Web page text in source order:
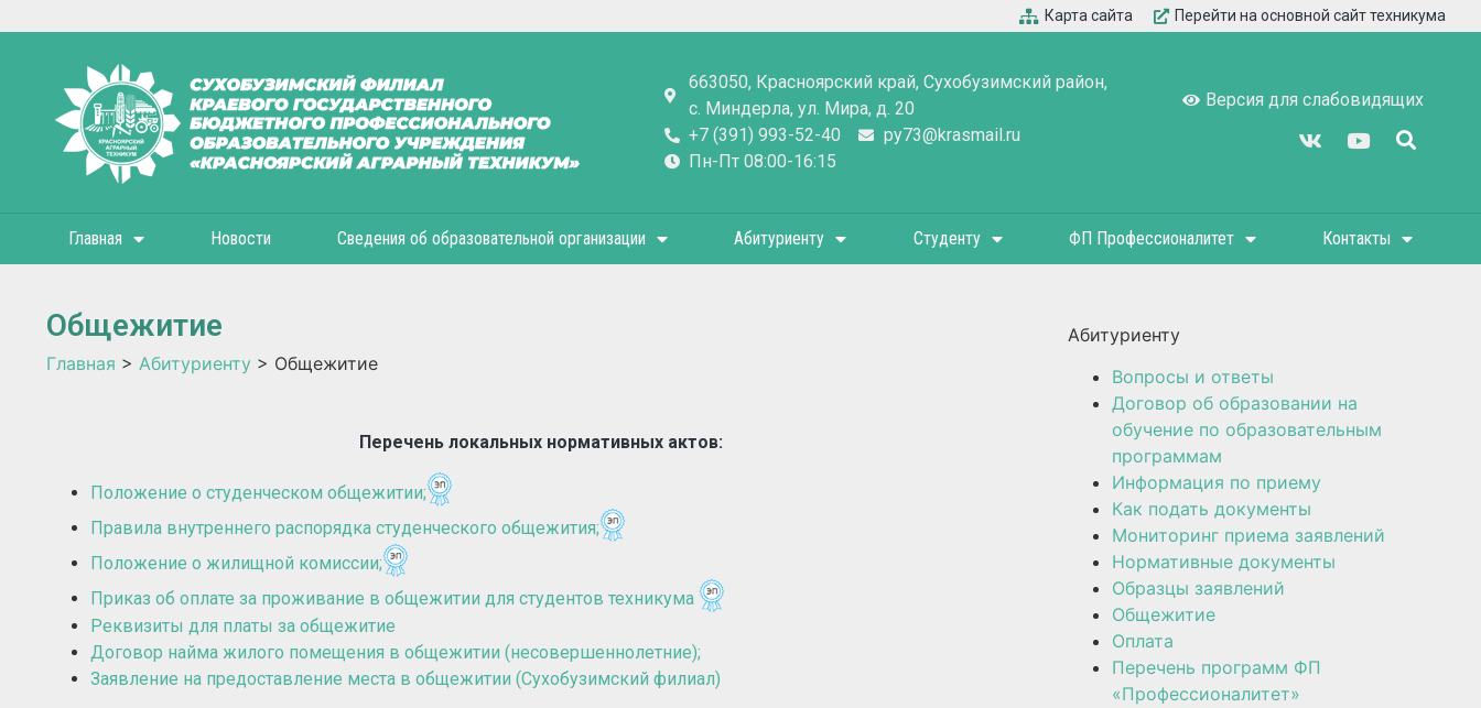
Карта сайта Перейти на основной сайт техникума
663050, Красноярский край, Сухобузимский район,
с. Миндерла, ул. Мира, д. 20
+7 (391) 993-52-40
py73@krasmail.ru
Пн-Пт 08:00-16:15
Версия для слабовидящих
Главная Новости Сведения об образовательной организации Абитуриенту Студенту ФП Профессионалитет Контакты
Общежитие
Главная > Абитуриенту > Общежитие
Перечень локальных нормативных актов:
Положение о студенческом общежитии;
Правила внутреннего распорядка студенческого общежития;
Положение о жилищной комиссии;
Приказ об оплате за проживание в общежитии для студентов техникума
Реквизиты для платы за общежитие
Договор найма жилого помещения в общежитии (несовершеннолетние);
Заявление на предоставление места в общежитии (Сухобузимский филиал)
Абитуриенту
Вопросы и ответы
Договор об образовании на
обучение по образовательным
программам
Информация по приему
Как подать документы
Мониторинг приема заявлений
Нормативные документы
Образцы заявлений
Общежитие
Оплата
Перечень программ ФП
«Профессионалитет»